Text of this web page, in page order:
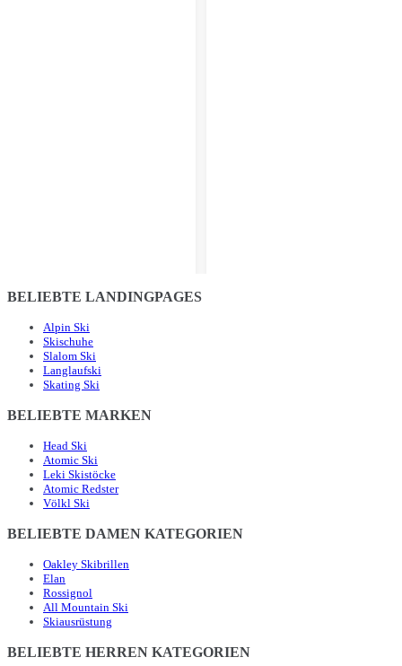
BELIEBTE LANDINGPAGES
Alpin Ski
Skischuhe
Slalom Ski
Langlaufski
Skating Ski
BELIEBTE MARKEN
Head Ski
Atomic Ski
Leki Skistöcke
Atomic Redster
Völkl Ski
BELIEBTE DAMEN KATEGORIEN
Oakley Skibrillen
Elan
Rossignol
All Mountain Ski
Skiausrüstung
BELIEBTE HERREN KATEGORIEN